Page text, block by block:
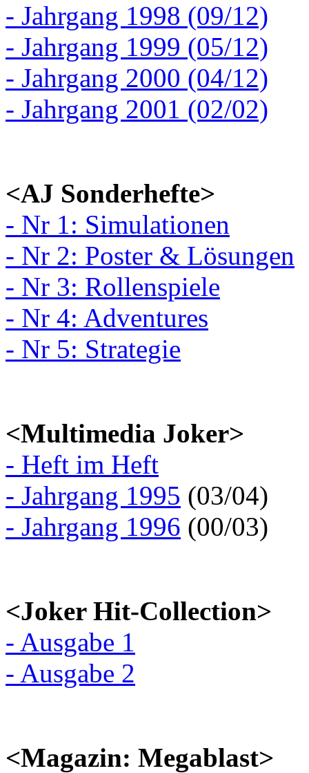
- Jahrgang 1998 (09/12)
- Jahrgang 1999 (05/12)
- Jahrgang 2000 (04/12)
- Jahrgang 2001 (02/02)
<AJ Sonderhefte>
- Nr 1: Simulationen
- Nr 2: Poster & Lösungen
- Nr 3: Rollenspiele
- Nr 4: Adventures
- Nr 5: Strategie
<Multimedia Joker>
- Heft im Heft
- Jahrgang 1995 (03/04)
- Jahrgang 1996 (00/03)
<Joker Hit-Collection>
- Ausgabe 1
- Ausgabe 2
<Magazin: Megablast>